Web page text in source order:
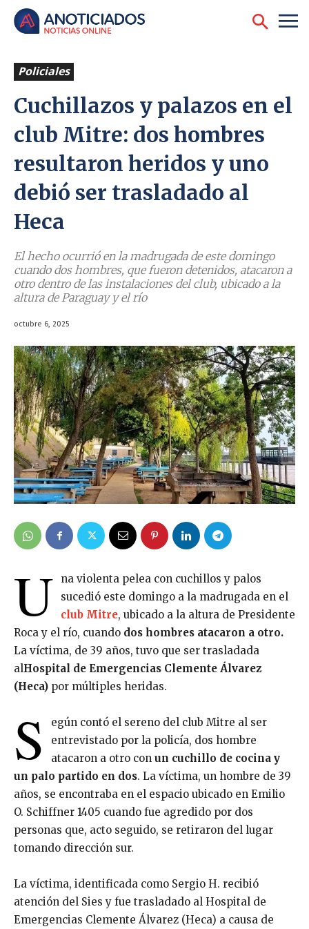
Policiales
Cuchillazos y palazos en el
club Mitre: dos hombres
resultaron heridos y uno
debió ser trasladado al
Heca
El hecho ocurrió en la madrugada de este domingo
cuando dos hombres, que fueron detenidos, atacaron a
otro dentro de las instalaciones del club, ubicado a la
altura de Paraguay y el río
octubre 6, 2025
U
na violenta pelea con cuchillos y palos
sucedió este domingo a la madrugada en el
club Mitre, ubicado a la altura de Presidente
Roca y el río, cuando dos hombres atacaron a otro.
La víctima, de 39 años, tuvo que ser trasladada
alHospital de Emergencias Clemente Álvarez
(Heca) por múltiples heridas.
S
egún contó el sereno del club Mitre al ser
entrevistado por la policía, dos hombre
atacaron a otro con un cuchillo de cocina y
un palo partido en dos. La víctima, un hombre de 39
años, se encontraba en el espacio ubicado en Emilio
O. Schiffner 1405 cuando fue agredido por dos
personas que, acto seguido, se retiraron del lugar
tomando dirección sur.
La víctima, identificada como Sergio H. recibió
atención del Sies y fue trasladado al Hospital de
Emergencias Clemente Álvarez (Heca) a causa de